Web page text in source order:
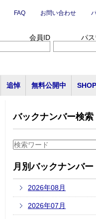
FAQ お問い合わせ
会員ID パ
追悼 無料公開中 SHOP
バックナンバー検索
月別バックナンバー
2026年08月
2026年07月